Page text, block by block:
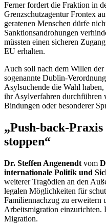
Ferner fordert die Fraktion in
Grenzschutzagentur Frontex
geratenen Menschen dürfe
Sanktionsandrohungen
müssten einen sicheren
EU erhalten.
Auch soll nach dem Willen
sogenannte Dublin-
Asylsuchende die Wahl
ihr Asylverfahren durchführen
Bindungen oder besonderer
„Push-back-Praxis
stoppen“
Dr. Steffen Angenendt vom
internationale Politik und
weiterer Tragödien an den
legalen Möglichkeiten für
Familiennachzug zu erweitern
Arbeitsmigration einzurichten.
Migration.